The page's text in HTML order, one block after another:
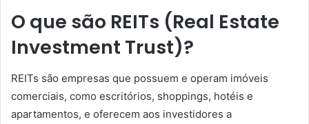
O que são REITs (Real Estate
Investment Trust)?
REITs são empresas que possuem e operam imóveis
comerciais, como escritórios, shoppings, hotéis e
apartamentos, e oferecem aos investidores a